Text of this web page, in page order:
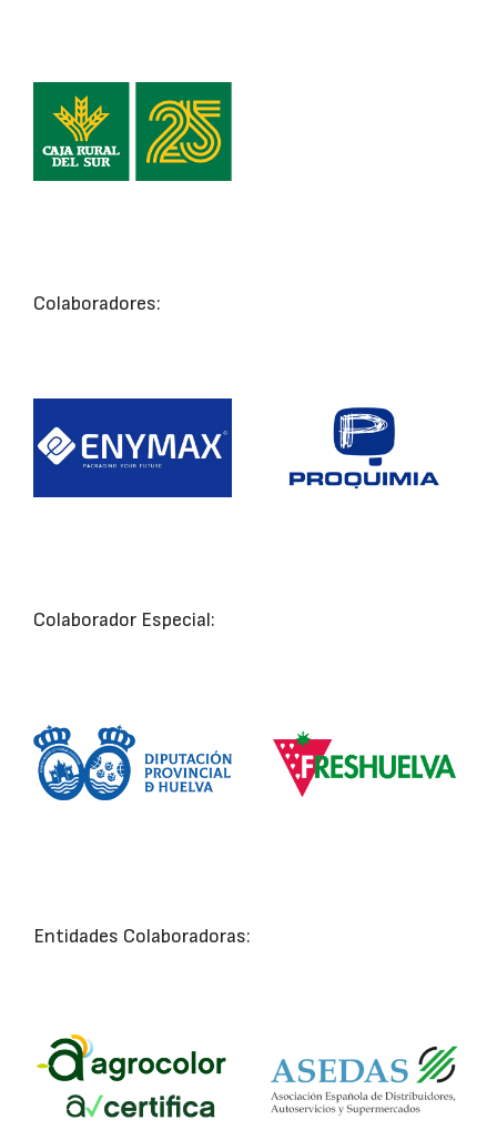
Colaboradores:
Colaborador Especial:
Entidades Colaboradoras: